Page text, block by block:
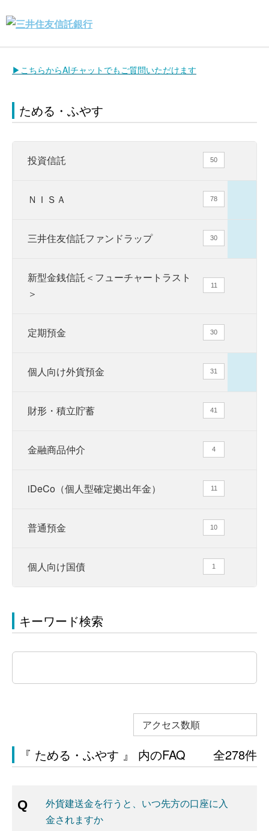
▶こちらからAIチャットでもご質問いただけます
ためる・ふやす
投資信託 50
ＮＩＳＡ 78
三井住友信託ファンドラップ 30
新型金銭信託＜フューチャートラスト
＞
11
定期預金 30
個人向け外貨預金 31
財形・積立貯蓄 41
金融商品仲介 4
iDeCo（個人型確定拠出年金） 11
普通預金 10
個人向け国債 1
キーワード検索
アクセス数順
『 ためる・ふやす 』 内のFAQ 全278件
外貨建送金を行うと、いつ先方の口座に入
金されますか